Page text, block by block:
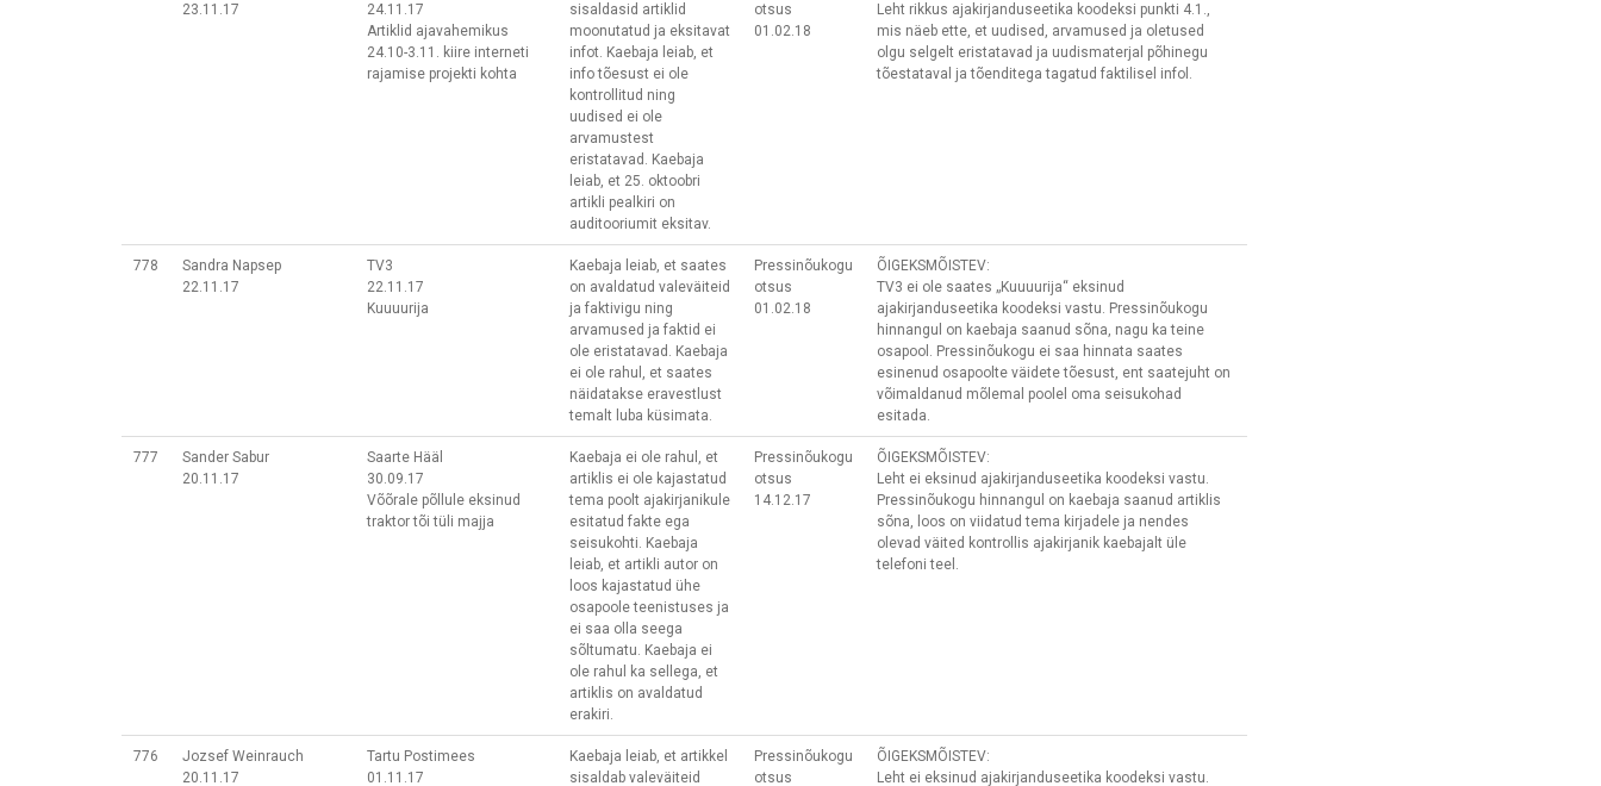
23.11.17
24.11.17
Artiklid ajavahemikus
24.10-3.11. kiire interneti
rajamise projekti kohta
sisaldasid artiklid
moonutatud ja eksitavat
infot. Kaebaja leiab, et
info tõesust ei ole
kontrollitud ning
uudised ei ole
arvamustest
eristatavad. Kaebaja
leiab, et 25. oktoobri
artikli pealkiri on
auditooriumit eksitav.
otsus
01.02.18
Leht rikkus ajakirjanduseetika koodeksi punkti 4.1.,
mis näeb ette, et uudised, arvamused ja oletused
olgu selgelt eristatavad ja uudismaterjal põhinegu
tõestataval ja tõenditega tagatud faktilisel infol.
778
Sandra Napsep
22.11.17
TV3
22.11.17
Kuuuurija
Kaebaja leiab, et saates
on avaldatud valeväiteid
ja faktivigu ning
arvamused ja faktid ei
ole eristatavad. Kaebaja
ei ole rahul, et saates
näidatakse eravestlust
temalt luba küsimata.
Pressinõukogu
otsus
01.02.18
ÕIGEKSMÕISTEV:
TV3 ei ole saates „Kuuuurija“ eksinud
ajakirjanduseetika koodeksi vastu. Pressinõukogu
hinnangul on kaebaja saanud sõna, nagu ka teine
osapool. Pressinõukogu ei saa hinnata saates
esinenud osapoolte väidete tõesust, ent saatejuht on
võimaldanud mõlemal poolel oma seisukohad
esitada.
777
Sander Sabur
20.11.17
Saarte Hääl
30.09.17
Võõrale põllule eksinud
traktor tõi tüli majja
Kaebaja ei ole rahul, et
artiklis ei ole kajastatud
tema poolt ajakirjanikule
esitatud fakte ega
seisukohti. Kaebaja
leiab, et artikli autor on
loos kajastatud ühe
osapoole teenistuses ja
ei saa olla seega
sõltumatu. Kaebaja ei
ole rahul ka sellega, et
artiklis on avaldatud
erakiri.
Pressinõukogu
otsus
14.12.17
ÕIGEKSMÕISTEV:
Leht ei eksinud ajakirjanduseetika koodeksi vastu.
Pressinõukogu hinnangul on kaebaja saanud artiklis
sõna, loos on viidatud tema kirjadele ja nendes
olevad väited kontrollis ajakirjanik kaebajalt üle
telefoni teel.
776
Jozsef Weinrauch
20.11.17
Tartu Postimees
01.11.17
Kaebaja leiab, et artikkel
sisaldab valeväiteid
Pressinõukogu
otsus
ÕIGEKSMÕISTEV:
Leht ei eksinud ajakirjanduseetika koodeksi vastu.